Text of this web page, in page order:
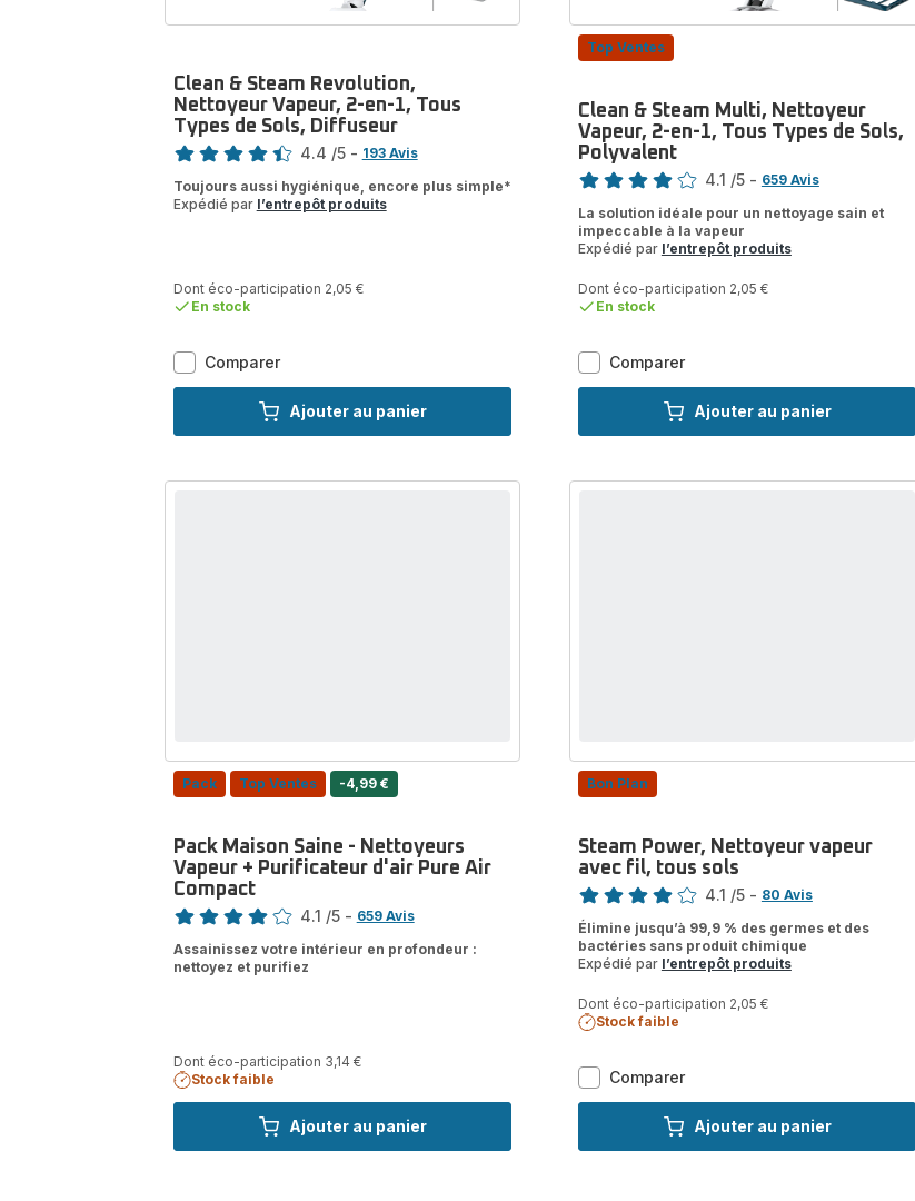
ComparerClean
&
Steam
Ajouter au panier
Clean & Steam Revolution,
Nettoyeur Vapeur, 2-en-1, Tous
Types de Sols, Diffuseur
Note
4.4 /5 - 193 Avis
Toujours aussi hygiénique, encore plus simple*
Expédié par l’entrepôt produits
Dont éco-participation 2,05 €
En stock
ComparerClean
&
Steam
Ajouter au panier
Top Ventes
Clean & Steam Multi, Nettoyeur
Vapeur, 2-en-1, Tous Types de Sols,
Polyvalent
Note
4.1 /5 - 659 Avis
La solution idéale pour un nettoyage sain et
impeccable à la vapeur
Expédié par l’entrepôt produits
Dont éco-participation 2,05 €
En stock
Ajouter au panier
Pack Top Ventes -4,99 €
Pack Maison Saine - Nettoyeurs
Vapeur + Purificateur d'air Pure Air
Compact
Note
4.1 /5 - 659 Avis
Assainissez votre intérieur en profondeur :
nettoyez et purifiez
Dont éco-participation 3,14 €
Stock faible
ComparerSteam
Power,
Nettoyeur
Ajouter au panier
Bon Plan
Steam Power, Nettoyeur vapeur
avec fil, tous sols
Note
ratings.4.1
4.1 /5 - 80 Avis
Élimine jusqu’à 99,9 % des germes et des
bactéries sans produit chimique
Expédié par l’entrepôt produits
Dont éco-participation 2,05 €
Stock faible